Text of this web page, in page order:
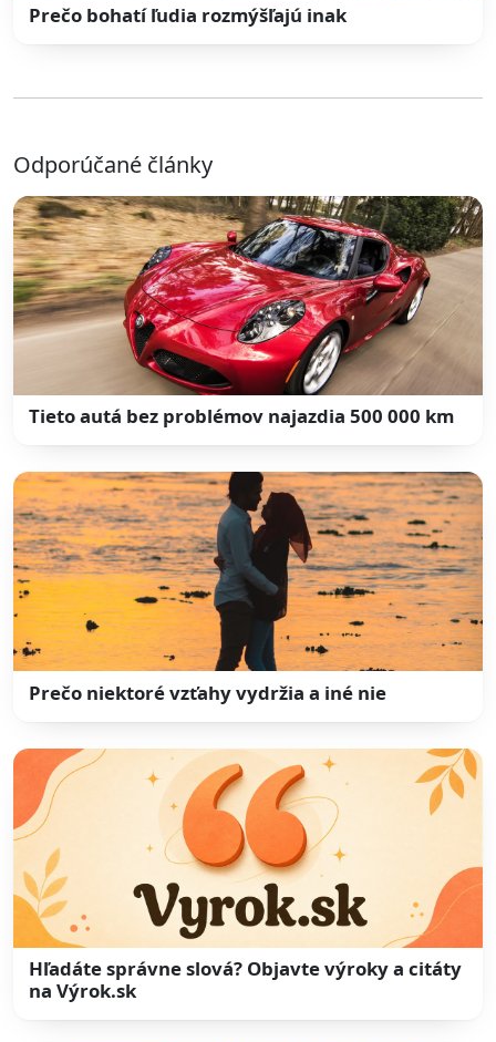
Prečo bohatí ľudia rozmýšľajú inak
Odporúčané články
Tieto autá bez problémov najazdia 500 000 km
Prečo niektoré vzťahy vydržia a iné nie
Hľadáte správne slová? Objavte výroky a citáty
na Výrok.sk